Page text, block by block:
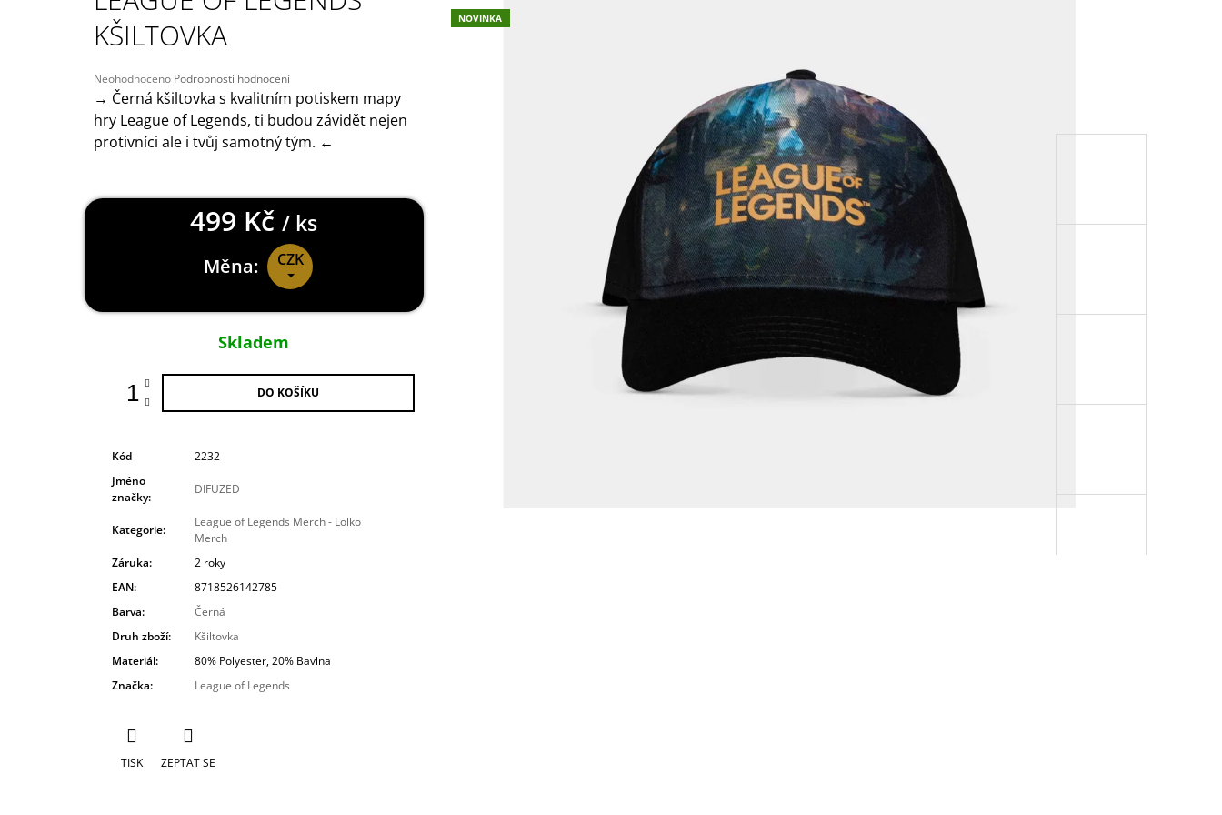
KŠILTOVKA
Průměrné
hodnocení
produktu
je
0,0
Neohodnoceno Podrobnosti hodnocení
NOVINKA
→ Černá kšiltovka s kvalitním potiskem mapy
hry League of Legends, ti budou závidět nejen
protivníci ale i tvůj samotný tým. ←
499 Kč/ ks
Měna: CZK
Měrná
Skladem
DO KOŠÍKU
Kód
2232
Jméno
značky:
DIFUZED
Kategorie:
League of Legends Merch - Lolko
Merch
Záruka:
2 roky
EAN:
8718526142785
Barva:
Černá
Druh zboží:
Kšiltovka
Materiál:
80% Polyester, 20% Bavlna
Značka: League of Legends
TISK ZEPTAT SE
149 Kč